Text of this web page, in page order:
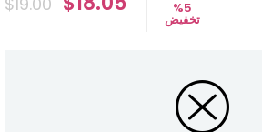
%5
تخفيض